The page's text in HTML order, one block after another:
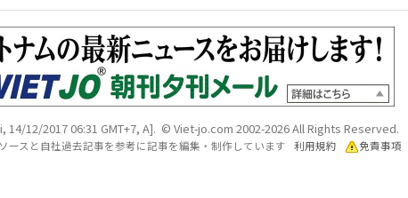
14/12/2017 06:31 GMT+7, A]. © Viet-jo.com 2002-2026 All Rights Reserved.
ースと自社過去記事を参考に記事を編集・制作しています 利用規約 免責事項